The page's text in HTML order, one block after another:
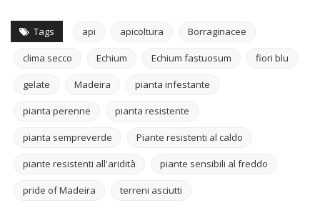
Tags api apicoltura Borraginacee
clima secco Echium Echium fastuosum fiori blu
gelate Madeira pianta infestante
pianta perenne pianta resistente
pianta sempreverde Piante resistenti al caldo
piante resistenti all'aridità piante sensibili al freddo
pride of Madeira terreni asciutti